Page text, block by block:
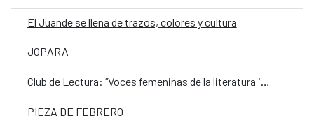
El Juande se llena de trazos, colores y cultura
JOPARA
Club de Lectura: “Voces femeninas de la literatura iberoamericana contemporánea”
PIEZA DE FEBRERO